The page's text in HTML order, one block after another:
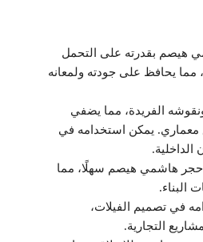
هيصم بقدرته على التحمل
مما يحافظ على جودته ولمعانه
ونقوشه الفريدة، مما يضفي
يمكن استخدامه في
الداخلية.
حجر هاشمي هيصم سهلًا، مما
البناء.
في تصميم الفيلات،
التجارية.